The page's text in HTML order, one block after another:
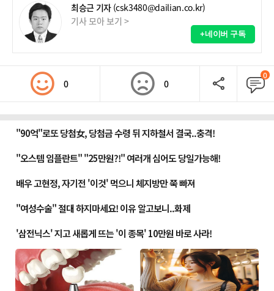
최승근 기자 (csk3480@dailian.co.kr)
기사 모아 보기 >
+네이버 구독
0 0
0